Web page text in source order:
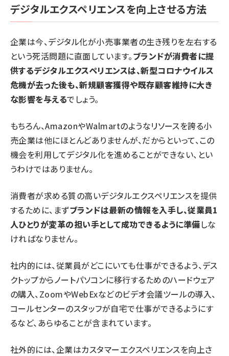
デジタルエクスペリエンスを向上させる方法
企業は今、デジタル化が小売事業者の生き残りを左右する
という死活問題に直面しています。ブランドが消費者に提
供するデジタルエクスペリエンスは、新型コロナウイルス
危機が去った後も、新規顧客獲得や既存顧客維持に大き
な影響を与えるでしょう。
もちろん、AmazonやWalmartのようなリソースを誇る小
売企業は他にほとんどありませんが、だからといって、この
機会を利用してデジタル化を進めることができない、とい
うわけではありません。
消費者が求める質の高いデジタルエクスペリエンスを提供
するために、まずブランドは最新の情報を入手し、従業員1
人ひとりが変革の担い手として成功できるように準備しな
ければなりません。
社内的には、従業員がどこにいても仕事ができるよう、デス
クトップからノートパソコンに移行するためのハードウェア
の購入、ZoomやWebExなどのビデオ会議ツールの導入、
コールセンターのスタッフが自宅で仕事ができるようにす
るなど、あらゆることが含まれています。
社外的には、企業はカスタマーエクスペリエンスを向上さ